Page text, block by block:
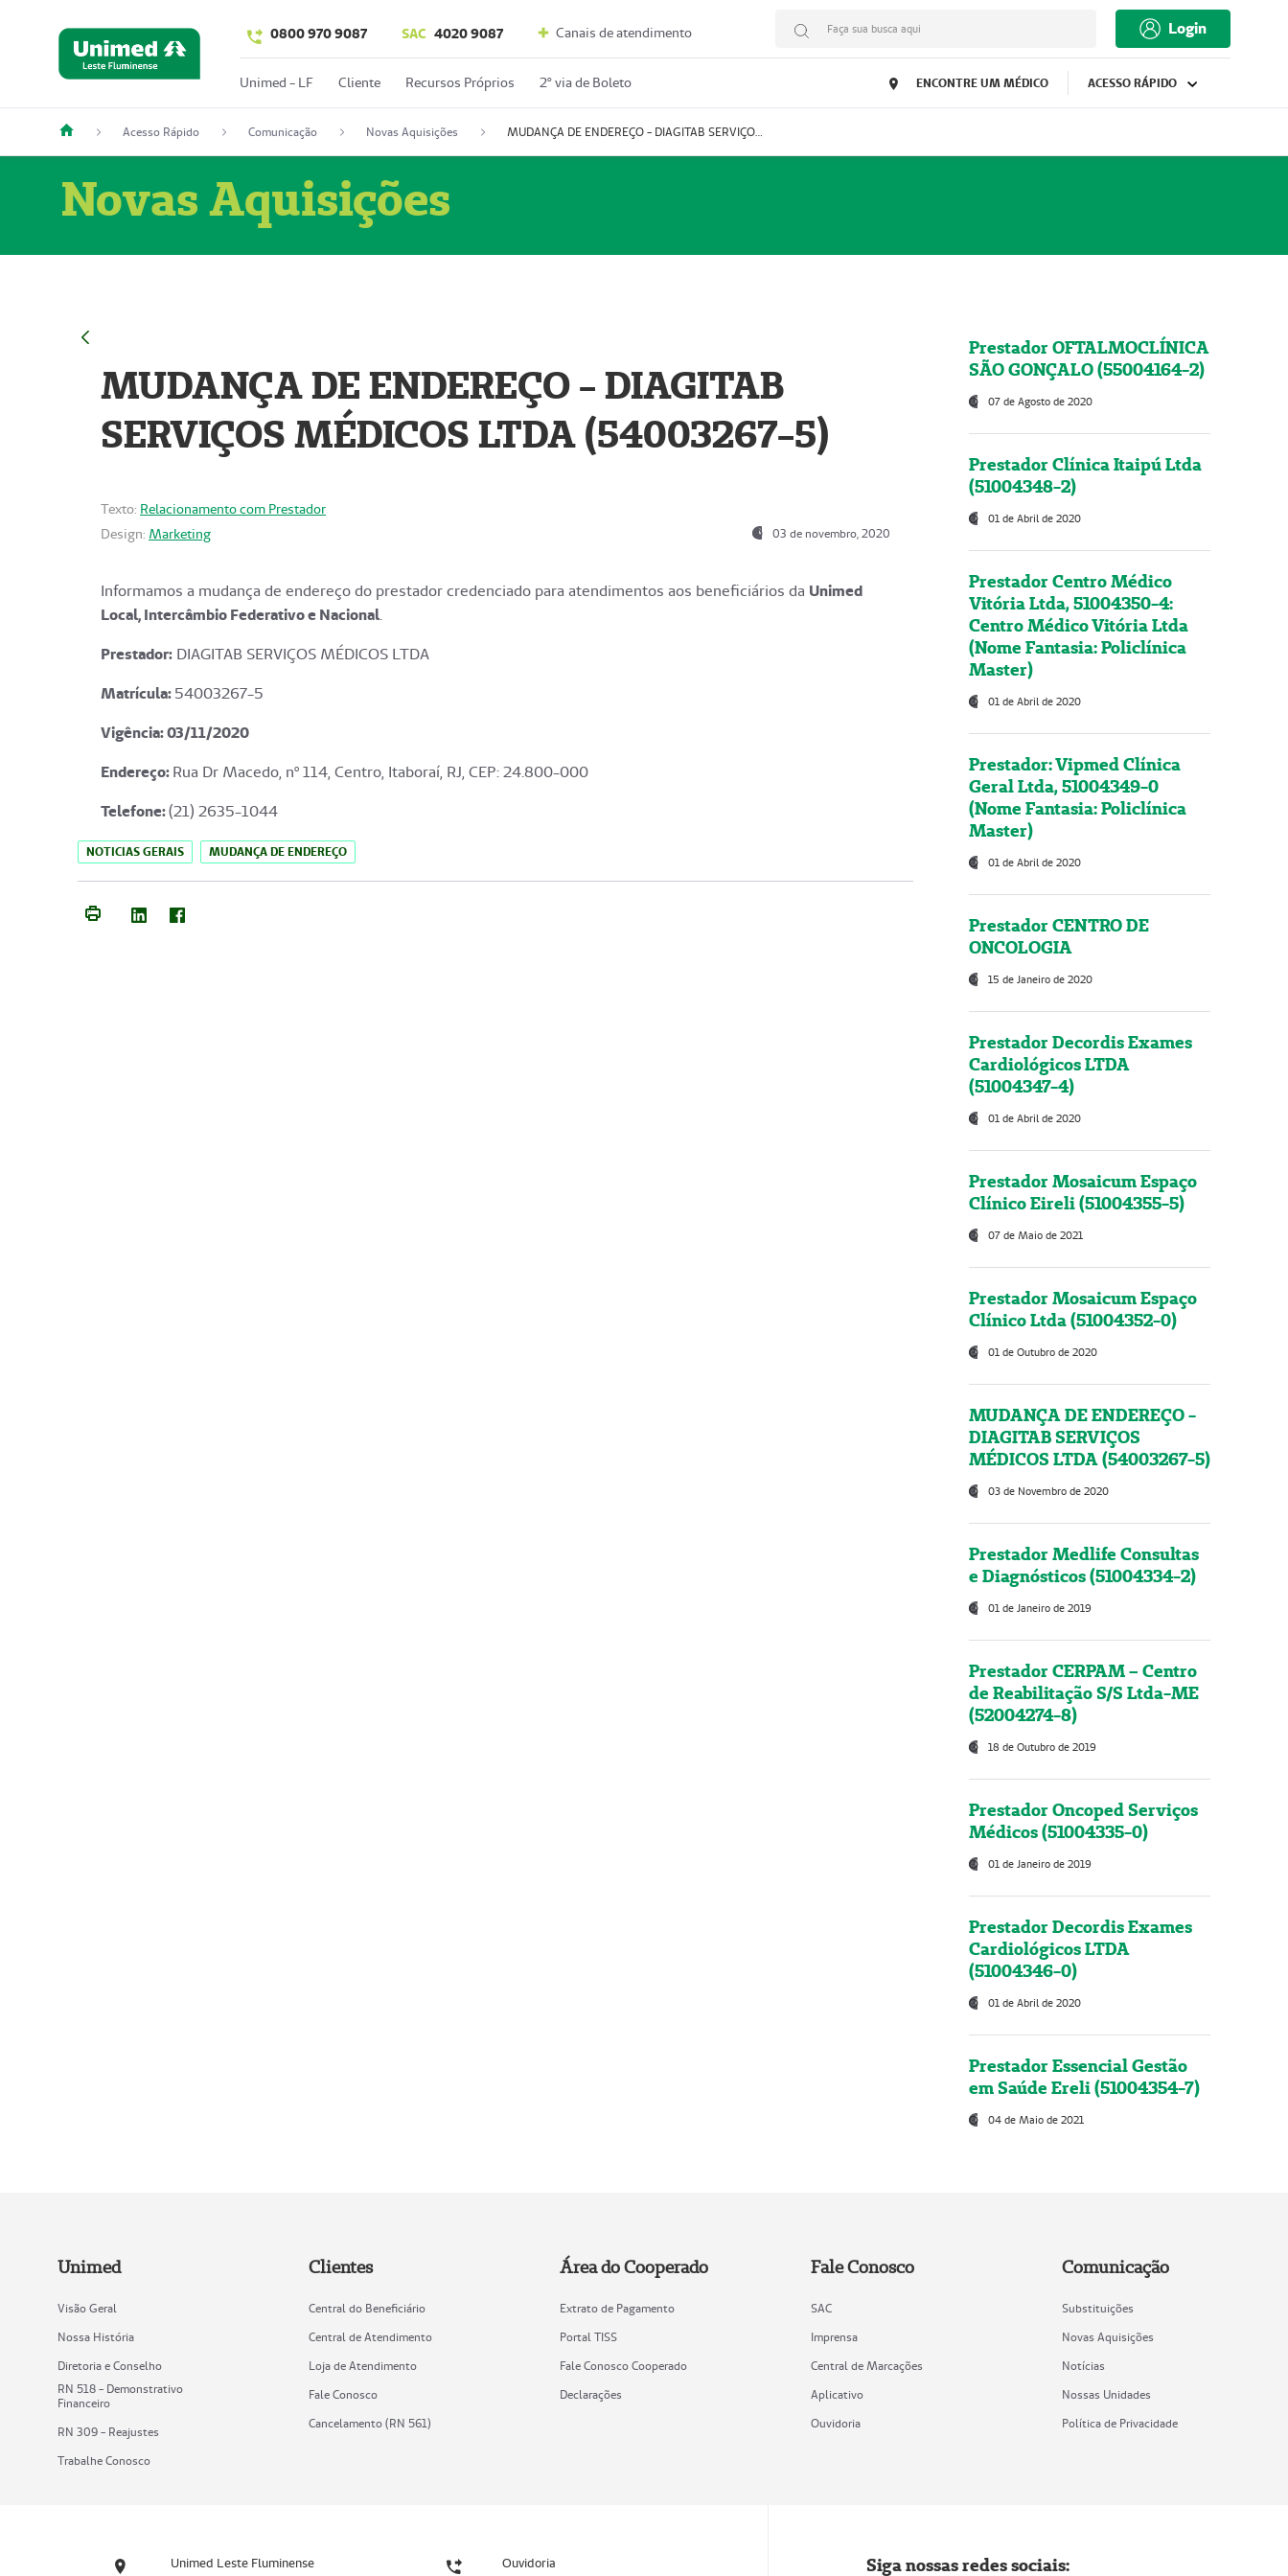
0800 970 9087 SAC 4020 9087 Canais de atendimento Faça sua busca aqui Login
Unimed - LF Cliente Recursos Próprios 2º via de Boleto ENCONTRE UM MÉDICO ACESSO RÁPIDO
Acesso Rápido Comunicação Novas Aquisições MUDANÇA DE ENDEREÇO - DIAGITAB SERVIÇOS MÉDICOS LTDA (54003267-5)
Novas Aquisições
MUDANÇA DE ENDEREÇO - DIAGITAB
SERVIÇOS MÉDICOS LTDA (54003267-5)
Texto: Relacionamento com Prestador
Design: Marketing 03 de novembro, 2020
Informamos a mudança de endereço do prestador credenciado para atendimentos aos beneficiários da Unimed
Local, Intercâmbio Federativo e Nacional.
Prestador: DIAGITAB SERVIÇOS MÉDICOS LTDA
Matrícula:54003267-5
Vigência: 03/11/2020
Endereço:Rua Dr Macedo, nº 114, Centro, Itaboraí, RJ, CEP: 24.800-000
Telefone:(21) 2635-1044
NOTICIAS GERAIS MUDANÇA DE ENDEREÇO
Prestador OFTALMOCLÍNICA
SÃO GONÇALO (55004164-2)
07 de Agosto de 2020
Prestador Clínica Itaipú Ltda
(51004348-2)
01 de Abril de 2020
Prestador Centro Médico
Vitória Ltda, 51004350-4:
Centro Médico Vitória Ltda
(Nome Fantasia: Policlínica
Master)
01 de Abril de 2020
Prestador: Vipmed Clínica
Geral Ltda, 51004349-0
(Nome Fantasia: Policlínica
Master)
01 de Abril de 2020
Prestador CENTRO DE
ONCOLOGIA
15 de Janeiro de 2020
Prestador Decordis Exames
Cardiológicos LTDA
(51004347-4)
01 de Abril de 2020
Prestador Mosaicum Espaço
Clínico Eireli (51004355-5)
07 de Maio de 2021
Prestador Mosaicum Espaço
Clínico Ltda (51004352-0)
01 de Outubro de 2020
MUDANÇA DE ENDEREÇO -
DIAGITAB SERVIÇOS
MÉDICOS LTDA (54003267-5)
03 de Novembro de 2020
Prestador Medlife Consultas
e Diagnósticos (51004334-2)
01 de Janeiro de 2019
Prestador CERPAM – Centro
de Reabilitação S/S Ltda-ME
(52004274-8)
18 de Outubro de 2019
Prestador Oncoped Serviços
Médicos (51004335-0)
01 de Janeiro de 2019
Prestador Decordis Exames
Cardiológicos LTDA
(51004346-0)
01 de Abril de 2020
Prestador Essencial Gestão
em Saúde Ereli (51004354-7)
04 de Maio de 2021
Unimed
Visão Geral
Nossa História
Diretoria e Conselho
RN 518 - Demonstrativo
Financeiro
RN 309 - Reajustes
Trabalhe Conosco
Clientes
Central do Beneficiário
Central de Atendimento
Loja de Atendimento
Fale Conosco
Cancelamento (RN 561)
Área do Cooperado
Extrato de Pagamento
Portal TISS
Fale Conosco Cooperado
Declarações
Fale Conosco
SAC
Imprensa
Central de Marcações
Aplicativo
Ouvidoria
Comunicação
Substituições
Novas Aquisições
Notícias
Nossas Unidades
Política de Privacidade
Unimed Leste Fluminense Ouvidoria Siga nossas redes sociais: